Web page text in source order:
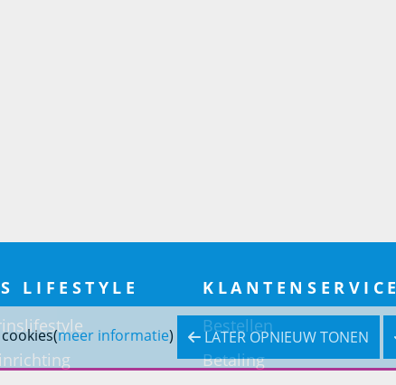
meer informatie) LATER OPNIEUW TONEN
LIFESTYLE KLANTENSERVICE
Bestellen
Betaling